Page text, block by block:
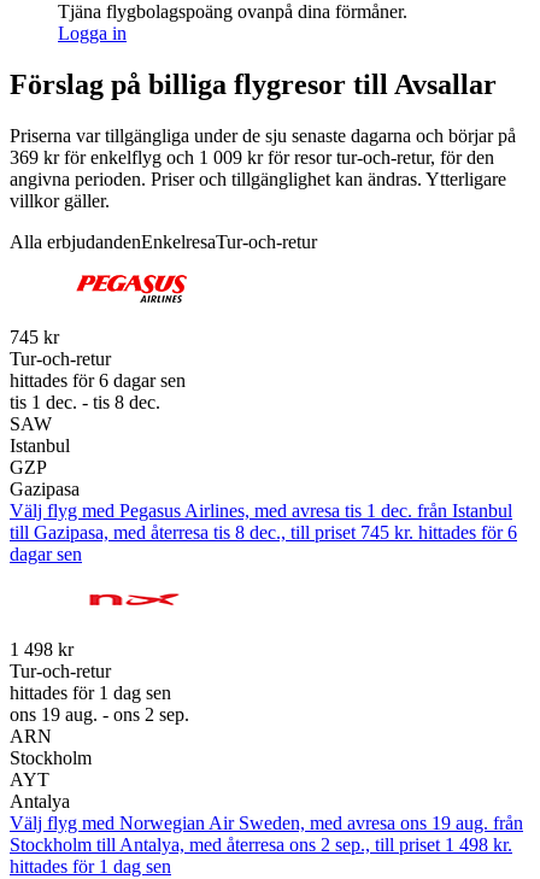
Tjäna flygbolagspoäng ovanpå dina förmåner.
Logga in
Förslag på billiga flygresor till Avsallar
Priserna var tillgängliga under de sju senaste dagarna och börjar på
369 kr för enkelflyg och 1 009 kr för resor tur-och-retur, för den
angivna perioden. Priser och tillgänglighet kan ändras. Ytterligare
villkor gäller.
Alla erbjudandenEnkelresaTur-och-retur
745 kr
Tur-och-retur
hittades för 6 dagar sen
tis 1 dec. - tis 8 dec.
SAW
Istanbul
GZP
Gazipasa
Välj flyg med Pegasus Airlines, med avresa tis 1 dec. från Istanbul
till Gazipasa, med återresa tis 8 dec., till priset 745 kr. hittades för 6
dagar sen
1 498 kr
Tur-och-retur
hittades för 1 dag sen
ons 19 aug. - ons 2 sep.
ARN
Stockholm
AYT
Antalya
Välj flyg med Norwegian Air Sweden, med avresa ons 19 aug. från
Stockholm till Antalya, med återresa ons 2 sep., till priset 1 498 kr.
hittades för 1 dag sen